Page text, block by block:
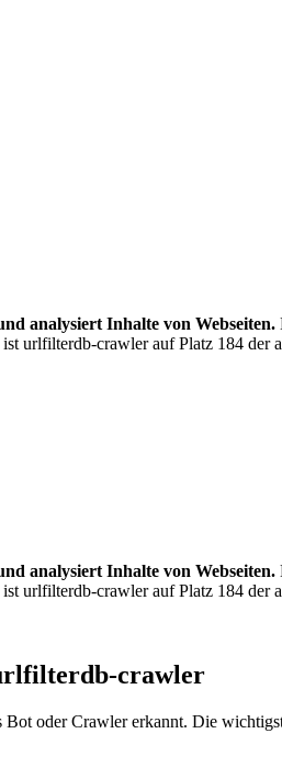
analysiert Inhalte von Webseiten.
urlfilterdb-crawler auf Platz 184 der
analysiert Inhalte von Webseiten.
urlfilterdb-crawler auf Platz 184 der
crawler
oder Crawler erkannt. Die